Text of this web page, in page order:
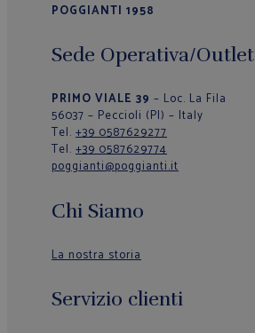
POGGIANTI 1958
Sede Operativa/Outlet
PRIMO VIALE 39 – Loc. La Fila
56037 – Peccioli (PI) – Italy
Tel. +39 0587629277
Tel. +39 0587629774
poggianti@poggianti.it
Chi Siamo
La nostra storia
Servizio clienti